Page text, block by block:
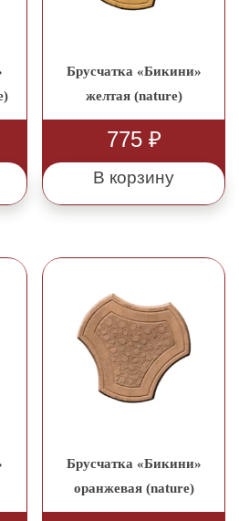
Брусчатка «Бикини»
желтая (nature)
775 ₽
В корзину
Брусчатка «Бикини»
оранжевая (nature)